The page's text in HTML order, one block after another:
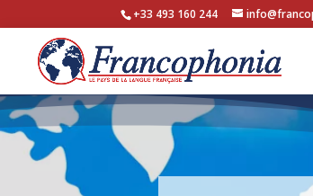
+33 493 160 244